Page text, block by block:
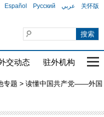
Español Русский عربي 关怀版
交动态 驻外机构 国
专题 > 读懂中国共产党——外国